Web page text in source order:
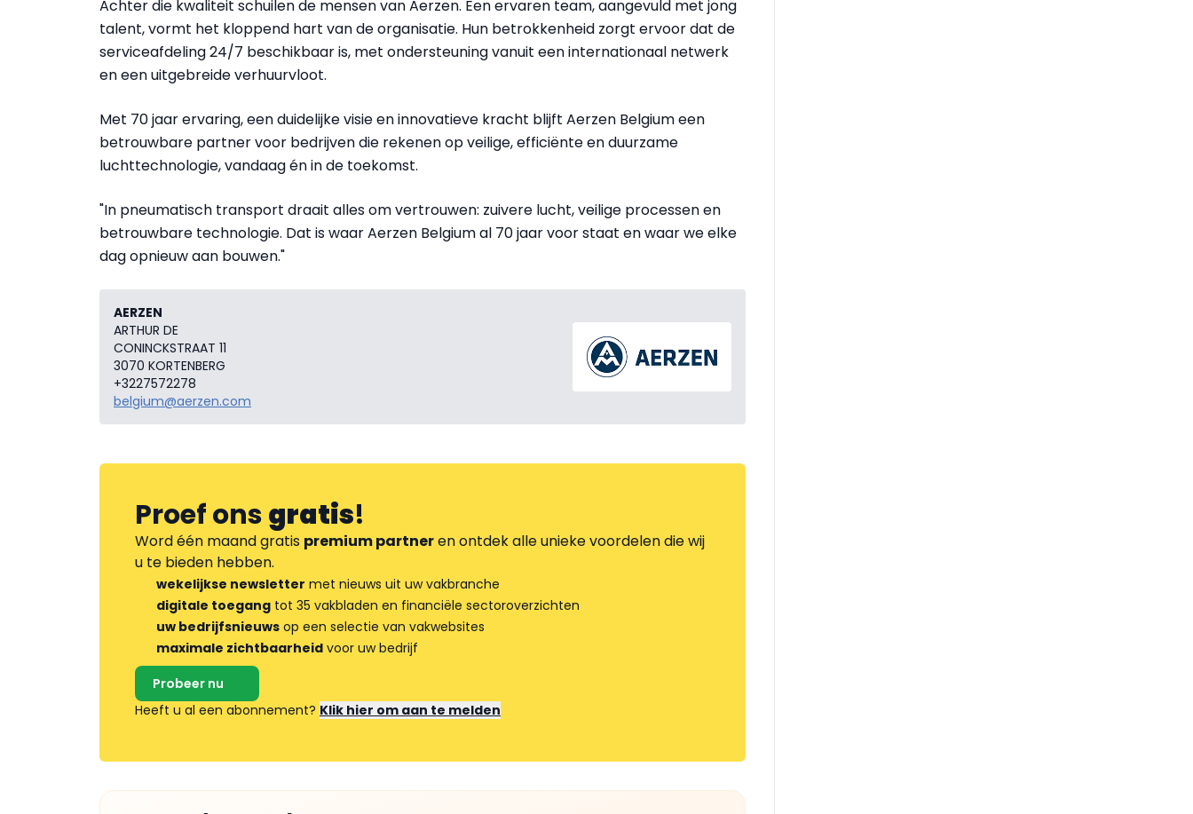
Achter die kwaliteit schuilen de mensen van Aerzen. Een ervaren team, aangevuld met jong
talent, vormt het kloppend hart van de organisatie. Hun betrokkenheid zorgt ervoor dat de
serviceafdeling 24/7 beschikbaar is, met ondersteuning vanuit een internationaal netwerk
en een uitgebreide verhuurvloot.
Met 70 jaar ervaring, een duidelijke visie en innovatieve kracht blijft Aerzen Belgium een
betrouwbare partner voor bedrijven die rekenen op veilige, efficiënte en duurzame
luchttechnologie, vandaag én in de toekomst.
"In pneumatisch transport draait alles om vertrouwen: zuivere lucht, veilige processen en
betrouwbare technologie. Dat is waar Aerzen Belgium al 70 jaar voor staat en waar we elke
dag opnieuw aan bouwen."
AERZEN
ARTHUR DE
CONINCKSTRAAT 11
3070 KORTENBERG
+3227572278
belgium@aerzen.com
Proef onsgratis!
Word één maand gratis premium partneren ontdek alle unieke voordelen die wij
u te bieden hebben.
wekelijkse newsletter met nieuws uit uw vakbranche
digitale toegang tot 35 vakbladen en financiële sectoroverzichten
uw bedrijfsnieuws op een selectie van vakwebsites
maximale zichtbaarheid voor uw bedrijf
Probeer nu
Heeft u al een abonnement? Klik hier om aan te melden